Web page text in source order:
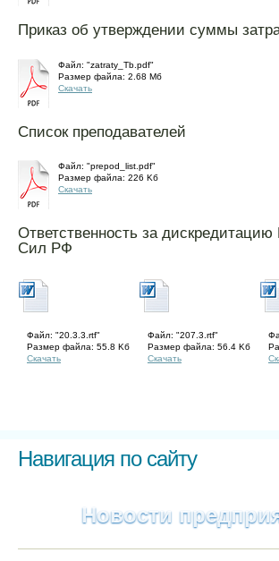
Приказ об утверждении суммы
Файл: "zatraty_Tb.pdf"
Размер файла: 2.68 Mб
Скачать
Список преподавателей
Файл: "prepod_list.pdf"
Размер файла: 226 Kб
Скачать
Ответственность за
Сил РФ
Файл: "20.3.3.rtf"
Размер файла: 55.8 Kб
Скачать
Файл: "207.3.rtf"
Размер файла: 56.4 Kб
Скачать
Навигация по сайту
Новости